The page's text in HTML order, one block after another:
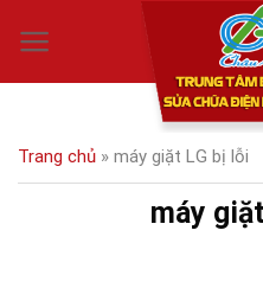
Trang chủ » máy giặt LG bị lỗi
máy